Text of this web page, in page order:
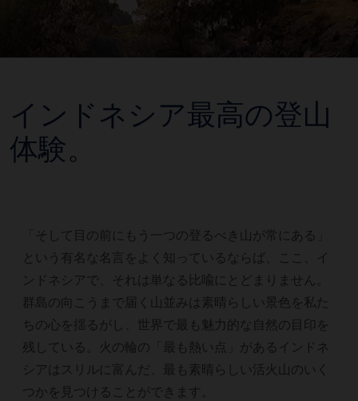
インドネシア最高の登山
体験。
「そして目の前にもう一つの登るべき山が常にある」
という有名な名言をよく知っているならば、ここ、イ
ンドネシアで、それは単なる比喩にとどまりません。
群島の向こうまで届く山並みは素晴らしい景色を私た
ちの心を揺るがし、世界で最も魅力的な自然の目印を
残している。火の輪の「最も熱い点」があるインドネ
シアはスリルに富んだ、最も素晴らしい活火山のいく
つかを見つけることができます。